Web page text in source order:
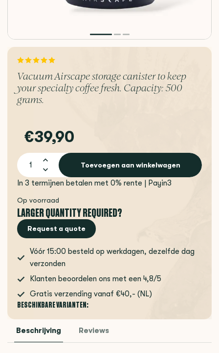
Vacuum Airscape storage canister to keep
your specialty coffee fresh. Capacity: 500
grams.
€39,90
Toevoegen aan winkelwagen
In 3 termijnen betalen met 0% rente | Payin3
Op voorraad
LARGER QUANTITY REQUIRED?
Request a quote
Vóór 15:00 besteld op werkdagen, dezelfde dag
verzonden
Klanten beoordelen ons met een 4,8/5
Gratis verzending vanaf €40,- (NL)
BESCHIKBARE VARIANTEN:
Beschrijving Reviews